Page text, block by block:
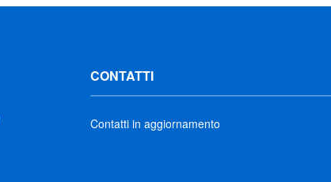
CONTATTI
Contatti in aggiornamento